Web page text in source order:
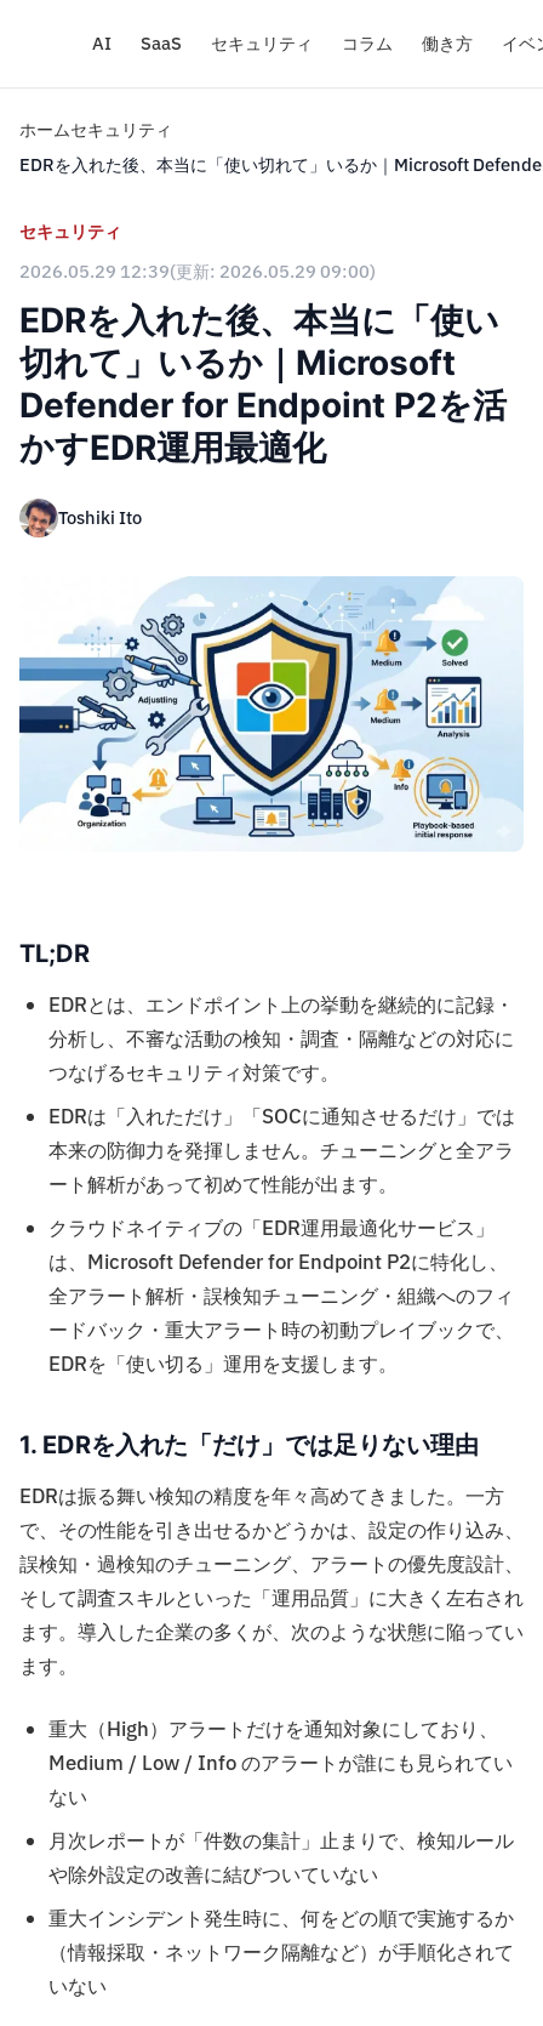
AI SaaS セキュリティ コラム 働き方 イベ
ホームセキュリティ
EDRを入れた後、本当に「使い切れて」いるか｜Microsoft
セキュリティ
2026.05.29 12:39(更新: 2026.05.29 09:00)
EDRを入れた後、本当に「使い
切れて」いるか｜Microsoft
Defender for Endpoint P2を活
かすEDR運用最適化
Toshiki Ito
TL;DR
EDRとは、エンドポイント上の挙動を継続的に記録・
分析し、不審な活動の検知・調査・隔離などの対応に
つなげるセキュリティ対策です。
EDRは「入れただけ」「SOCに通知させるだけ」では
本来の防御力を発揮しません。チューニングと全アラ
ート解析があって初めて性能が出ます。
クラウドネイティブの「EDR運用最適化サービス」
は、Microsoft Defender for Endpoint P2に特化し、
全アラート解析・誤検知チューニング・組織へのフィ
ードバック・重大アラート時の初動プレイブックで、
EDRを「使い切る」運用を支援します。
1. EDRを入れた「だけ」では足りない理由
EDRは振る舞い検知の精度を年々高めてきました。一方
で、その性能を引き出せるかどうかは、設定の作り込み、
誤検知・過検知のチューニング、アラートの優先度設計、
そして調査スキルといった「運用品質」に大きく左右され
ます。導入した企業の多くが、次のような状態に陥ってい
ます。
重大（High）アラートだけを通知対象にしており、
Medium / Low / Info のアラートが誰にも見られてい
ない
月次レポートが「件数の集計」止まりで、検知ルール
や除外設定の改善に結びついていない
重大インシデント発生時に、何をどの順で実施するか
（情報採取・ネットワーク隔離など）が手順化されて
いない